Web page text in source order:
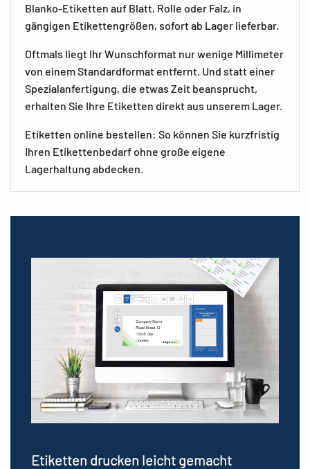
Blanko-Etiketten auf Blatt, Rolle oder Falz, in
gängigen Etikettengrößen, sofort ab Lager lieferbar.
Oftmals liegt Ihr Wunschformat nur wenige Millimeter
von einem Standardformat entfernt. Und statt einer
Spezialanfertigung, die etwas Zeit beansprucht,
erhalten Sie Ihre Etiketten direkt aus unserem Lager.
Etiketten online bestellen: So können Sie kurzfristig
Ihren Etikettenbedarf ohne große eigene
Lagerhaltung abdecken.
Etiketten drucken leicht gemacht